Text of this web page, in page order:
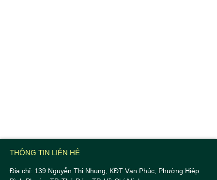
THÔNG TIN LIÊN HỆ
Địa chỉ: 139 Nguyễn Thị Nhung, KĐT Vạn Phúc, Phường Hiệp